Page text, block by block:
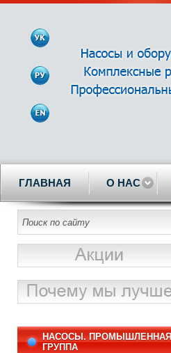
ГЛАВНАЯ О НАС
НАСОСЫ. ПРОМЫШЛЕННАЯ
ГРУППА